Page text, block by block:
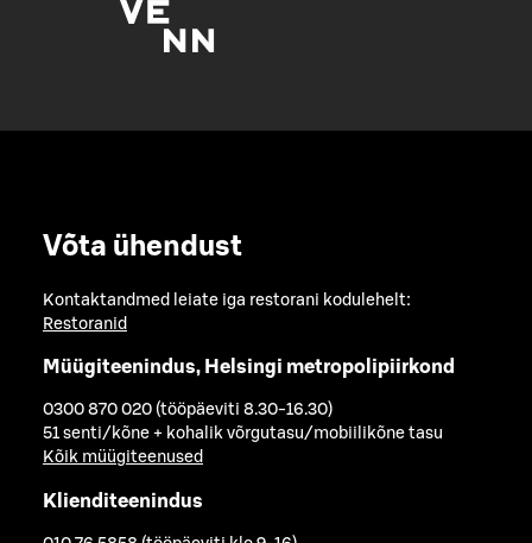
Võta ühendust
Kontaktandmed leiate iga restorani kodulehelt:
Restoranid
Müügiteenindus, Helsingi metropolipiirkond
0300 870 020 (tööpäeviti 8.30-16.30)
51 senti/kõne + kohalik võrgutasu/mobiilikõne tasu
Kõik müügiteenused
Klienditeenindus